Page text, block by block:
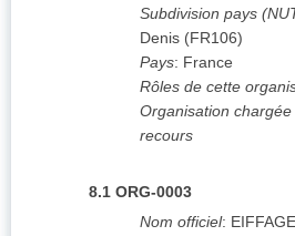
Subdivision pays
Denis (FR106)
Pays: France
Rôles de cette
Organisation
recours
8.1 ORG-0003
Nom officiel: